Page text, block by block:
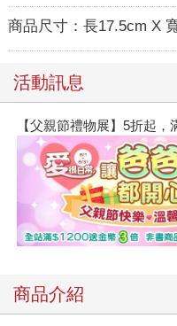
商品尺寸： 長17.5cm X
活動訊息
【父親節禮物展】5折起，
商品介紹